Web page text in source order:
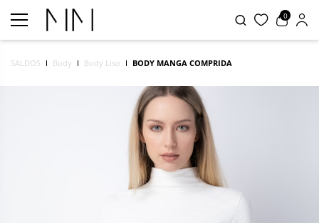
0
SALDOS Body Body Liso BODY MANGA COMPRIDA